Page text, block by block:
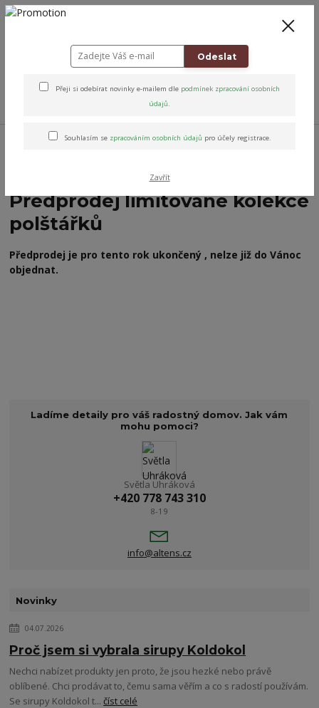
+420 778 743 310
Domácnost & Styl Dekorační polštářky
Předprodej limitované
Předprodej limitované kolekce
polštářků
Předprodej je pro tento rok ukončený , nelze již do Vánoc
objednat.
Ladíme detaily pro váš radostný domov. Jak vám
mohu pomoci?
Světla Uhráková
+420 778 743 310
8-19
info@altens.cz
Novinky
04.07.2026
Proč jsem si vybrala sirupy Koldokol
Nechci nabízet produkty jen proto, že jsou hezké nebo právě
oblíbené. Chci prodávat to, čemu sama věřím a co s radostí používám.
Se sirupy Koldokol t...číst celé
Odeslat
Přeji si odebírat novinky e-mailem dle podmínek zpracování osobních
údajů.
Souhlasím se zpracováním osobních údajů pro účely registrace.
Zavřít